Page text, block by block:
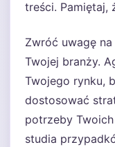
treści. Pamiętaj,
Zwróć uwagę
Twojej branży.
Twojego rynku,
dostosować
potrzeby
studia